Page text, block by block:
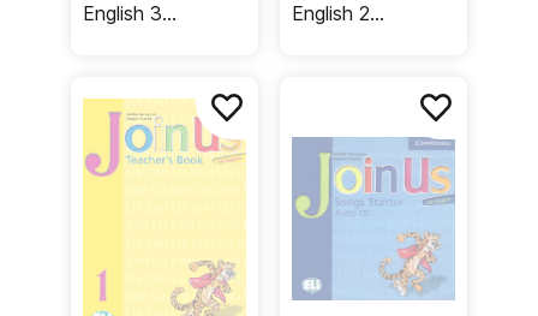
English 3
учителя
English 2